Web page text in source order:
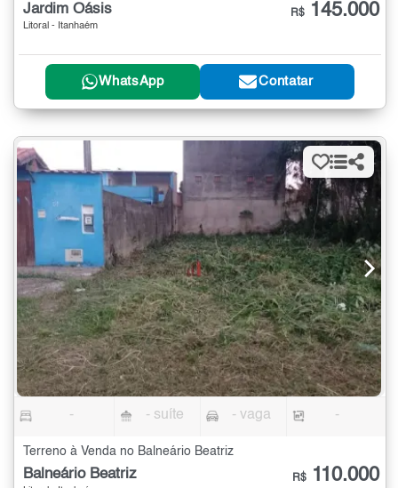
Jardim Oásis
Litoral - Itanhaém
R$ 145.000
WhatsApp Contatar
- - suíte - vaga -
Terreno à Venda no Balneário Beatriz
Balneário Beatriz R$ 110.000